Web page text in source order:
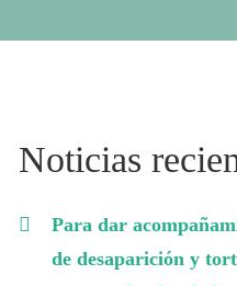
Noticias
Para dar
de desaparición y